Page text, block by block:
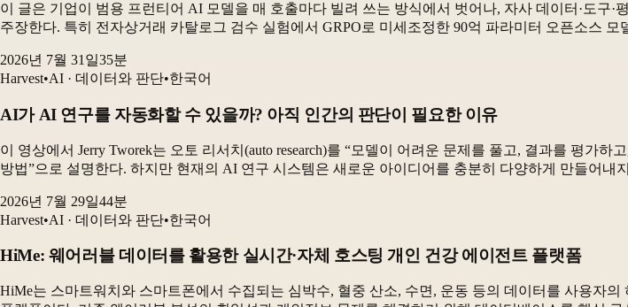
이 글은 기업이 범용 프런티어 AI 모델을 매 호출마다 빌려 쓰는 방식에서 벗어나, 자사 데이터·도구
주장한다. 특히 전자상거래 카탈로그 검수 실험에서 GRPO로 미세조정한 90억 파라미터 오픈소스 모
2026년 7월 31일35분
Harvest•AI · 데이터와 판단•한국어
AI가 AI 연구를 자동화할 수 있을까? 아직 인간의 판단이 필요한 이유
이 영상에서 Jerry Tworek는 오토 리서치(auto research)를 “모델이 어려운 문제를 풀고, 결과를 평가
방법”으로 설명한다. 하지만 현재의 AI 연구 시스템은 새로운 아이디어를 충분히 다양하게 만들어내
2026년 7월 29일44분
Harvest•AI · 데이터와 판단•한국어
HiMe: 웨어러블 데이터를 활용한 실시간·자체 호스팅 개인 건강 에이전트 플랫폼
HiMe는 스마트워치와 스마트폰에서 수집되는 심박수, 혈중 산소, 수면, 운동 등의 데이터를 사용자